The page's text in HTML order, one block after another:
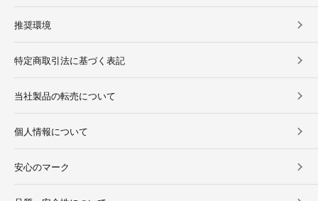
推奨環境
特定商取引法に基づく表記
当社製品の転売について
個人情報について
安心のマーク